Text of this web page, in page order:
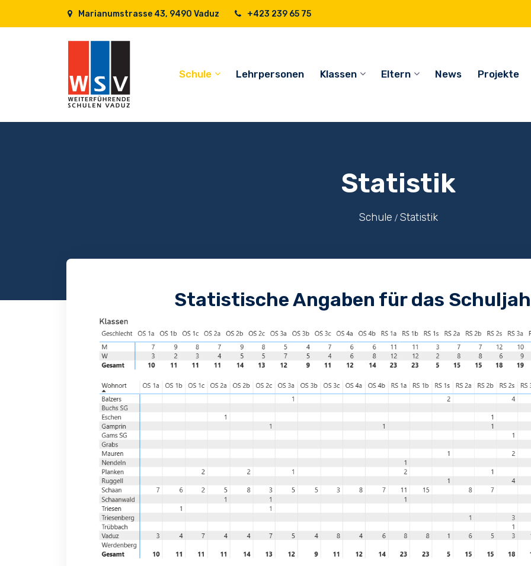
Marianumstrasse 43, 9490 Vaduz +423 239 65 75
Schule Lehrpersonen Klassen Eltern News Projekte
Statistik
Schule Statistik
Statistische Angaben für das